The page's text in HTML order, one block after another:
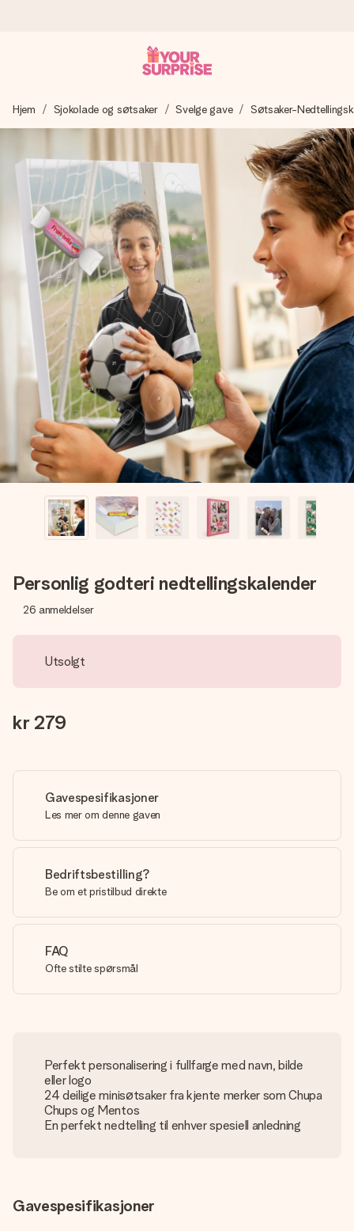
Vi lager dine gaver med omtanke og sender den avgårde så
raskt som mulig - slik at du kan gi gaven i tide, når den betyr
4,5 (basert på +15 000 anmeldelser)
Gavene våre inspirerer. Kundene gir oss 4,5 på Google
Reviews.
Gratis kort med hilsen
Lag noe unikt med bare noen få steg - med hennes navn,
et bilde av dere eller en beskjed som virkelig berører
hjertet. Ikke noe tull, bare masse kjærlighet i øyeblikket.
Hjem Sjokolade og søtsaker Svelge gave Søtsaker-
Personlig godteri nedtellingskalender
26 anmeldelser
Utsolgt
kr 279
Gavespesifikasjoner
Les mer om denne gaven
Bedriftsbestilling?
Be om et pristilbud direkte
FAQ
Ofte stilte spørsmål
Perfekt personalisering i fullfarge med navn, bilde
eller logo
24 deilige minisøtsaker fra kjente merker som Chupa
Chups og Mentos
En perfekt nedtelling til enhver spesiell anledning
Gavespesifikasjoner